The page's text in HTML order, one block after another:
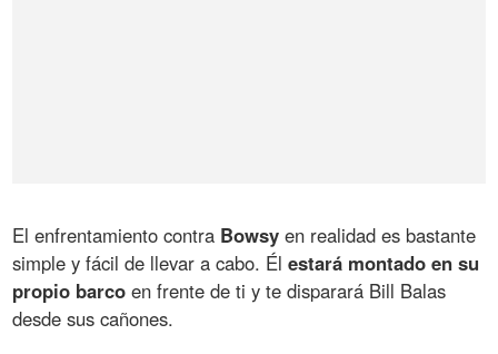
El enfrentamiento contra Bowsy en realidad es bastante
simple y fácil de llevar a cabo. Élestará montado en su
propio barco en frente de ti y te disparará Bill Balas
desde sus cañones.